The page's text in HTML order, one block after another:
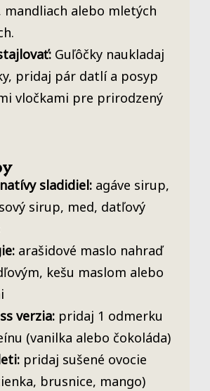
mandliach alebo mletých
Guľôčky naukladaj
pridaj pár datlí a posyp
vločkami pre prirodzený
sladidiel: agáve sirup,
sirup, med, datľový
arašidové maslo nahraď
kešu maslom alebo
verzia: pridaj 1 odmerku
(vanilka alebo čokoláda)
pridaj sušené ovocie
brusnice, mango)